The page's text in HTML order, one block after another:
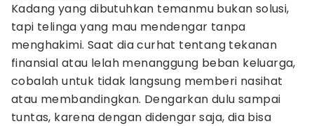
Kadang yang dibutuhkan temanmu bukan solusi,
tapi telinga yang mau mendengar tanpa
menghakimi. Saat dia curhat tentang tekanan
finansial atau lelah menanggung beban keluarga,
cobalah untuk tidak langsung memberi nasihat
atau membandingkan. Dengarkan dulu sampai
tuntas, karena dengan didengar saja, dia bisa